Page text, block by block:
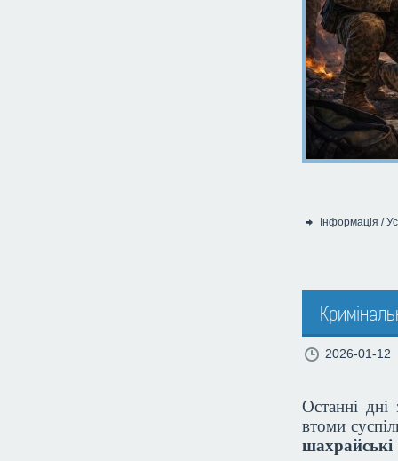
Категорія:
Інформація /
2026-01-12
Останні дні
втоми